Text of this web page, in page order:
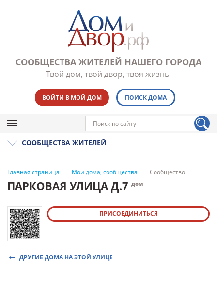
СООБЩЕСТВА ЖИТЕЛЕЙ НАШЕГО ГОРОДА
Твой дом, твой двор, твоя жизнь!
ВОЙТИ В МОЙ ДОМ ПОИСК ДОМА
СООБЩЕСТВА ЖИТЕЛЕЙ
Главная страница Мои дома, сообщества Сообщество
ПАРКОВАЯ УЛИЦА Д.7 дом
ПРИСОЕДИНИТЬСЯ
ДРУГИЕ ДОМА НА ЭТОЙ УЛИЦЕ